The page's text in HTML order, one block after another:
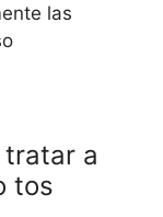
las
a
tos